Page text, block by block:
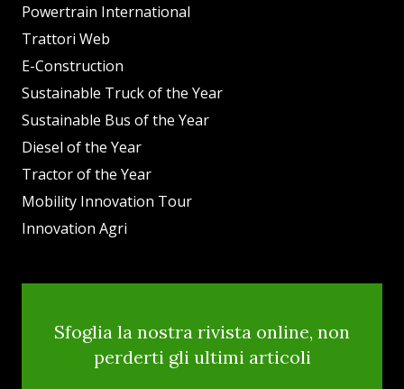
Powertrain International
Trattori Web
E-Construction
Sustainable Truck of the Year
Sustainable Bus of the Year
Diesel of the Year
Tractor of the Year
Mobility Innovation Tour
Innovation Agri
Sfoglia la nostra rivista online, non
perderti gli ultimi articoli